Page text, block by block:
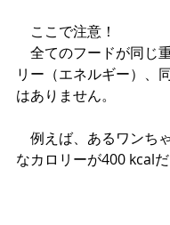
ここで注意！
全てのフードが同じ
リー（エネルギー）、
はありません。
例えば、あるワンち
なカロリーが400 kcalだ